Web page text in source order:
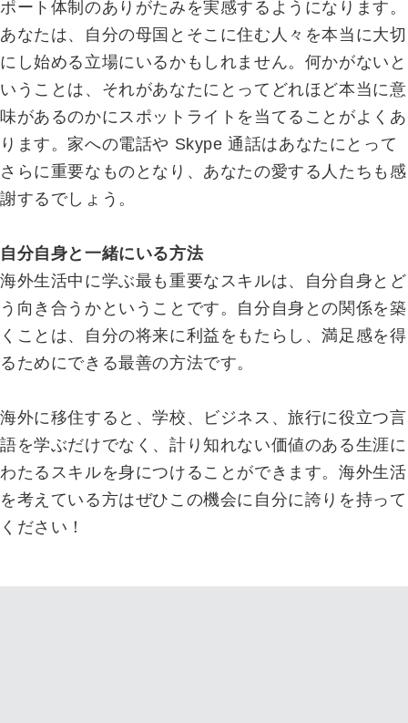
ポート体制のありがたみを実感するようになります。
あなたは、自分の母国とそこに住む人々を本当に大切
にし始める立場にいるかもしれません。何かがないと
いうことは、それがあなたにとってどれほど本当に意
味があるのか​​にスポットライトを当てることがよくあ
ります。家への電話や Skype 通話はあなたにとって
さらに重要なものとなり、あなたの愛する人たちも感
謝するでしょう。
自分自身と一緒にいる方法
海外生活中に学ぶ最も重要なスキルは、自分自身とど
う向き合うかということです。自分自身との関係を築
くことは、自分の将来に利益をもたらし、満足感を得
るためにできる最善の方法です。
海外に移住すると、学校、ビジネス、旅行に役立つ言
語を学ぶだけでなく、計り知れない価値のある生涯に
わたるスキルを身につけることができます。海外生活
を考えている方はぜひこの機会に自分に誇りを持って
ください！